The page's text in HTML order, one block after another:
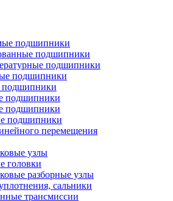
подшипники
подшипники
подшипники
подшипники
подшипники
подшипники
подшипники
подшипники
перемещения
узлы
головки
разборные узлы
сальники
трансмиссии